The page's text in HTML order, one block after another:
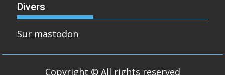
Divers
Sur mastodon
Copyright © All rights reserved